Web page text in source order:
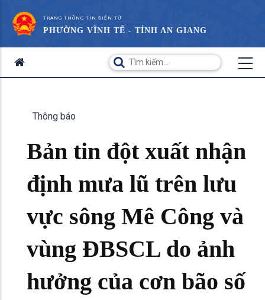
TRANG THÔNG TIN ĐIỆN TỬ
PHƯỜNG VĨNH TẾ - TỈNH AN GIANG
Thông báo
Bản tin đột xuất nhận
định mưa lũ trên lưu
vực sông Mê Công và
vùng ĐBSCL do ảnh
hưởng của cơn bão số